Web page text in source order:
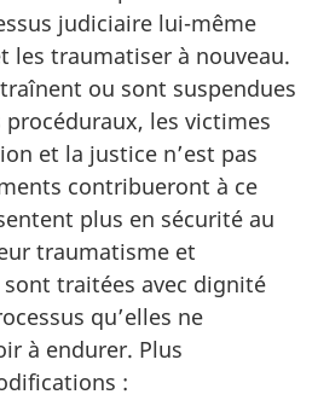
judiciaire lui-même
les traumatiser à nouveau.
ou sont suspendues
les victimes
et la justice n’est pas
contribueront à ce
plus en sécurité au
traumatisme et
traitées avec dignité
qu’elles ne
à endurer. Plus
: